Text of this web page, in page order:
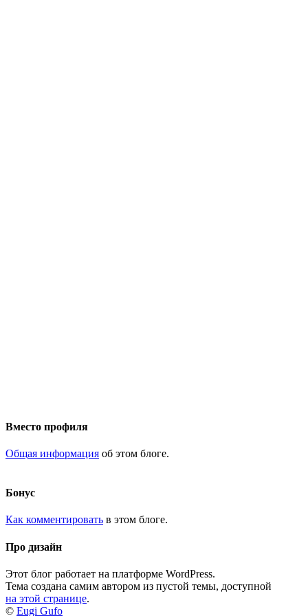
Вместо профиля
Общая информация об этом блоге.
Бонус
Как комментировать в этом блоге.
Про дизайн
Этот блог работает на платформе WordPress.
Тема создана самим автором из пустой темы, доступной
на этой странице.
© Eugi Gufo